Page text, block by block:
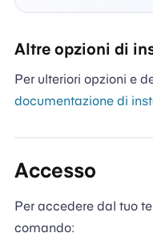
Altre opzioni di
Per ulteriori opzioni e
documentazione di
Accesso
Per accedere dal tuo
comando: